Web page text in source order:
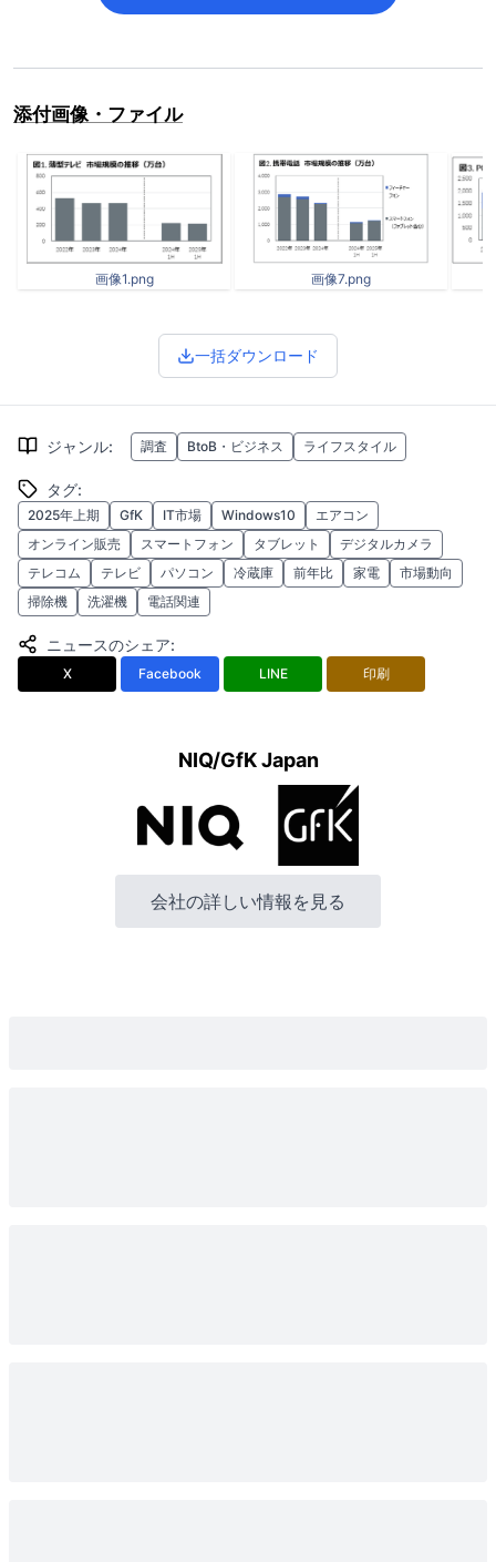
添付画像・ファイル
画像1.png 画像7.png
一括ダウンロード
ジャンル: 調査 BtoB・ビジネス ライフスタイル
タグ:
2025年上期 GfK IT市場 Windows10
エアコン
オンライン販売
スマートフォン タブレット
デジタルカメラ
テレコム
テレビ パソコン 冷蔵庫 前年比 家電
市場動向
掃除機
洗濯機 電話関連
ニュースのシェア:
X Facebook LINE 印刷
NIQ/GfK Japan
会社の詳しい情報を見る